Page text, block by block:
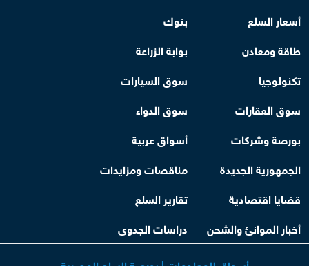
أسعار السلع
بنوك
طاقة ومعادن
بوابة الزراعة
تكنولوجيا
سوق السيارات
سوق العقارات
سوق الدواء
بورصة وشركات
أسواق عربية
الجمهورية الجديدة
مناقصات ومزايدات
قضايا اقتصادية
تقارير السلع
أخبار الموانئ والشحن
دراسات الجدوى